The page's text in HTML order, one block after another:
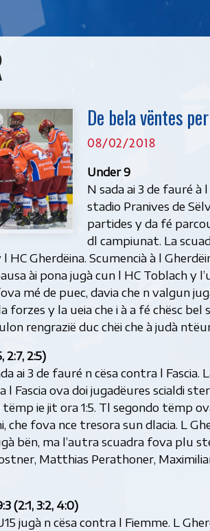
De bela vëntes
08/02/2018
Under 9
N sada ai 3 de fauré
stadio Pranives de
partides y da fé
dl campiunat. La
HC Gherdëina. Scumencià à l
ài pona jugà cun l HC Toblach y
mé de puec, davia che n valgun
forzes y la ueia che i à a fé chësc
rengrazië duc chëi che à judà
2:7, 2:5)
ai 3 de fauré n cësa contra l
Fascia ova doi jugadëures scialdi
ie jit ora 1:5. Tl segondo tëmp
che fova nce tresora sun dlacia. L
bën, ma l’autra scuadra fova plu
Matthias Perathoner,
(2:1, 3:2, 4:0)
jugà n cësa contra l Fiemme. L